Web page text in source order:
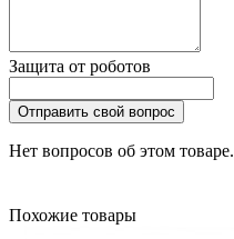
Защита от роботов
Отправить свой вопрос
Нет вопросов об этом товаре.
Похожие товары